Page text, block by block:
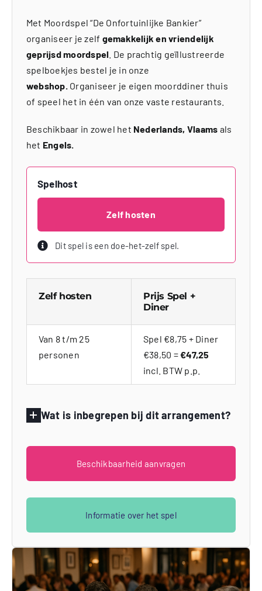
Met Moordspel “De Onfortuinlijke Bankier”
organiseer je zelf gemakkelijk en vriendelijk
geprijsd moordspel . De prachtig geïllustreerde
spelboekjes bestel je in onze
webshop. Organiseer je eigen moorddiner thuis
of speel het in één van onze vaste restaurants.
Beschikbaar in zowel het Nederlands, Vlaams als
het Engels.
Spelhost
Zelf hosten
Dit spel is een doe-het-zelf spel.
Zelf hosten
Prijs Spel +
Diner
Van 8 t/m 25
personen
Spel €8,75 + Diner
€38,50 =€47,25
incl. BTW p.p.
Wat is inbegrepen bij dit arrangement?
Beschikbaarheid aanvragen
Informatie over het spel